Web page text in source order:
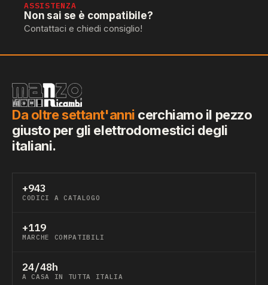
ASSISTENZA
Non sai se è compatibile?
Contattaci e chiedi consiglio!
Da oltre settant'anni cerchiamo il pezzo
giusto per gli elettrodomestici degli
italiani.
+943
CODICI A CATALOGO
+119
MARCHE COMPATIBILI
24/48h
A CASA IN TUTTA ITALIA